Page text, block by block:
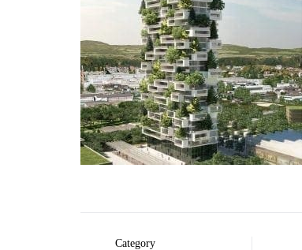
Category